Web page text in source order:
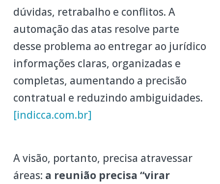
dúvidas, retrabalho e conflitos. A
automação das atas resolve parte
desse problema ao entregar ao jurídico
informações claras, organizadas e
completas, aumentando a precisão
contratual e reduzindo ambiguidades.
[indicca.com.br]
A visão, portanto, precisa atravessar
áreas: a reunião precisa “virar